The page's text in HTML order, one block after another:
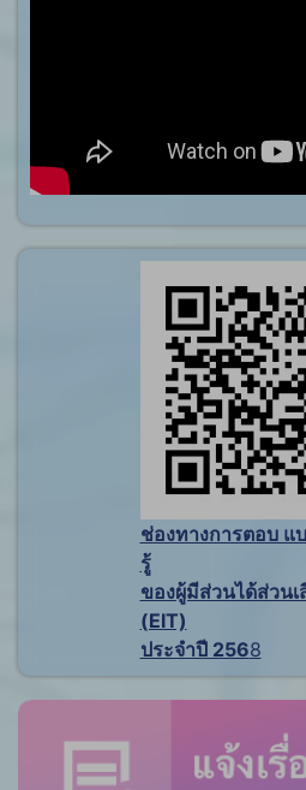
ช่องทางการตอบ แ
รู้
ของผู้มีส่วนได้ส่วน
(EIT)
ประจำปี 2568